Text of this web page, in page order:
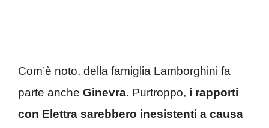
Com’è noto, della famiglia Lamborghini fa
parte anche Ginevra. Purtroppo, i rapporti
con Elettra sarebbero inesistenti a causa